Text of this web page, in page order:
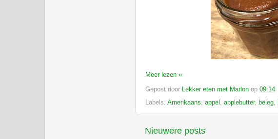
Meer lezen »
Gepost door Lekker eten met Marlon op 09:14
Labels: Amerikaans, appel , applebutter, beleg,
Nieuwere posts